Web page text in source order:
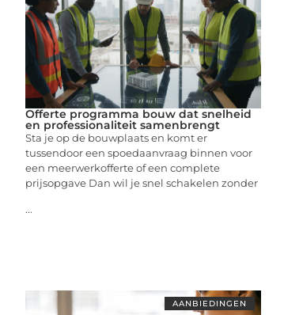
Offerte programma bouw dat snelheid
en professionaliteit samenbrengt
Sta je op de bouwplaats en komt er
tussendoor een spoedaanvraag binnen voor
een meerwerkofferte of een complete
prijsopgave Dan wil je snel schakelen zonder
...
AANBIEDINGEN